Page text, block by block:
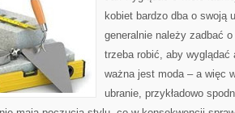
kobiet bardzo dba o swoją
generalnie należy zadbać
trzeba robić, aby
ważna jest moda – a więc
ubranie, przykładowo